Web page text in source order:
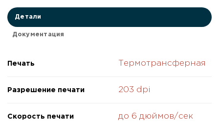
Детали
Документация
Печать Термотрансферная
Разрешение печати 203 dpi
Скорость печати до 6 дюймов/сек